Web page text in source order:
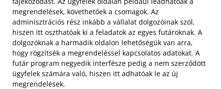
megrendelések, követhetőek a csomagok. Az
adminisztrációs rész inkább a vállalat dolgozóinak szól,
hiszen itt oszthatóak ki a feladatok az egyes futároknak. A
dolgozóknak a harmadik oldalon lehetőségük van arra,
hogy rögzítsék a megrendeléssel kapcsolatos adatokat. A
futár program negyedik interfésze pedig a nem szerződött
ügyfelek számára való, hiszen itt adhatóak le az új
megrendelések.